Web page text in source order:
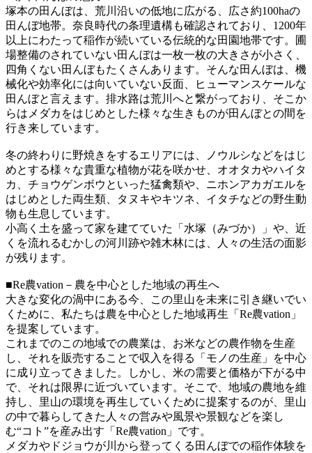
塚本の田んぼは、荒川沿いの低地に広がる、広さ約100haの
田んぼ地帯。奈良時代の条理遺構も確認されており、1200年
以上にわたって稲作が続いている伝統的な田園地帯です。圃
場整備のされていない田んぼは一枚一枚の大きさが小さく、
四角くない田んぼもたくさんあります。そんな田んぼは、機
械化や効率化には向いていない反面、ヒューマンスケールな
田んぼと言えます。排水路は荒川へと繋がっており、そこか
らはメダカをはじめとした様々な生きものが田んぼとの間を
行き来しています。
冬の終わりに野焼きをするエリアには、ノウルシなどをはじ
めとする様々な貴重な植物が花を咲かせ、オオタカやハイタ
カ、チョウゲンボウといった猛禽類や、ニホンアカガエルを
はじめとした両生類、タヌキやキツネ、イタチなどの野生動
物も生息しています。
小高く土を盛って家を建てていた「水塚（みづか）」や、近
くを流れるむかしの河川跡や雑木林には、人々の生活の面影
が残ります。
■Re農vation－農を中心とした地域の再生へ
大きな変化の渦中にある今、この里山を未来に引き継いでい
くために、私たちは農を中心とした地域再生「Re農vation」
を提案しています。
これまでのこの地域での農業は、お米などの農作物を生産
し、それを販売することで収入を得る「モノの生産」を中心
に成り立ってきました。しかし、米の需要と価格が下がる中
で、それは限界に近づいています。そこで、地域の農地を維
持し、里山の環境を再生していくために提案するのが、里山
の中で暮らしてきた人々の営みや風景や景観などを楽し
む“コト”を産み出す「Re農vation」です。
メダカやドジョウが川から登ってくる田んぼでの稲作体験を